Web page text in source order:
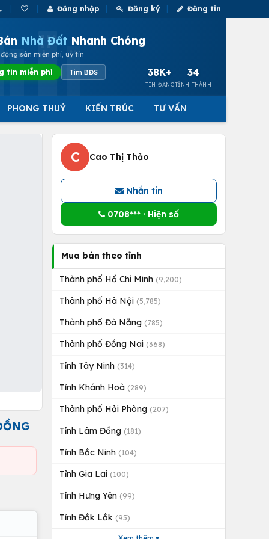
Đăng nhập Đăng ký Đăng tin
Nhà Đất Nhanh Chóng
sản miễn phí, uy tín
tin miễn phí Tìm BĐS 38K+
TIN ĐĂNG
34
TỈNH THÀNH
PHONG THUỶ KIẾN TRÚC TƯ VẤN
C Cao Thị Thảo
Nhắn tin
0708*** · Hiện số
Mua bán theo tỉnh
Thành phố Hồ Chí Minh (9,200)
Thành phố Hà Nội (5,785)
Thành phố Đà Nẵng (785)
Thành phố Đồng Nai (368)
Tỉnh Tây Ninh (314)
Tỉnh Khánh Hoà (289)
Thành phố Hải Phòng (207)
Tỉnh Lâm Đồng (181)
Tỉnh Bắc Ninh (104)
Tỉnh Gia Lai (100)
Tỉnh Hưng Yên (99)
Tỉnh Đắk Lắk (95)